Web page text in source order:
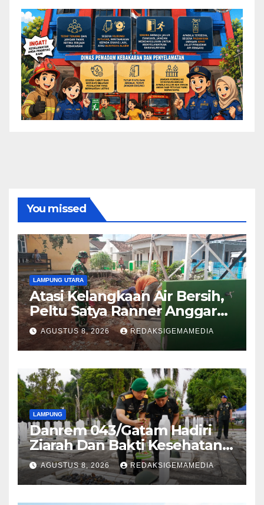
You missed
LAMPUNG UTARA
Atasi Kelangkaan Air Bersih,
Peltu Satya Ranner Anggara
Rampungkan Pembangunan
Sumur Bor di Tanjung Aman
AGUSTUS 8, 2026 REDAKSIGEMAMEDIA
LAMPUNG
Danrem 043/Gatam Hadiri
Ziarah Dan Bakti Kesehatan
HUT Ke-1 Kodam XXI/Radin
Inten
AGUSTUS 8, 2026 REDAKSIGEMAMEDIA